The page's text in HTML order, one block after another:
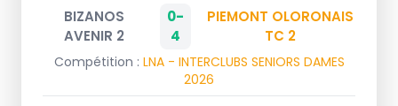
BIZANOS
AVENIR 2
0-
4
PIEMONT OLORONAIS
TC 2
Compétition : LNA - INTERCLUBS SENIORS DAMES
2026